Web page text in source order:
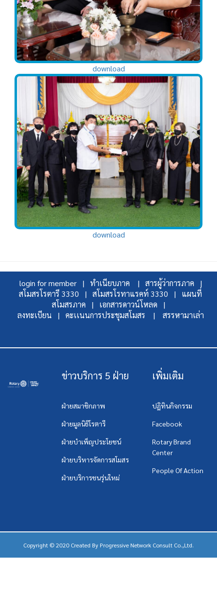
download
download
login for member | ทำเนียบภาค |
สารผู้ว่าการภาค |
สโมสรโรตารี 3330 |
สโมสรโรทาแรคท์ 3330 |
แผนที่
สโมสรภาค |
เอกสารดาวน์โหลด |
ลงทะเบียน |
คะเเนนการประชุมสโมสร | สรรหามาเล่า
ข่าวบริการ 5 ฝ่าย
ฝ่ายสมาชิกภาพ
ฝ่ายมูลนิธิโรตารี
ฝ่ายบำเพ็ญประโยชน์
ฝ่ายบริหารจัดการสโมสร
ฝ่ายบริการชนรุ่นใหม่
เพิ่มเติม
ปฏิทินกิจกรรม
Facebook
Rotary Brand
Center
People Of Action
Copyright © 2020 Created By Progressive Network Consult Co.,Ltd.